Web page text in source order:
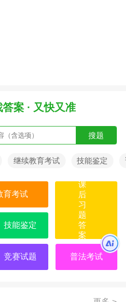
案 · 又快又准
搜题
继续教育考试 技能鉴定
育考试
课
后
习
题
答
案
技能鉴定
竞赛试题 普法考试